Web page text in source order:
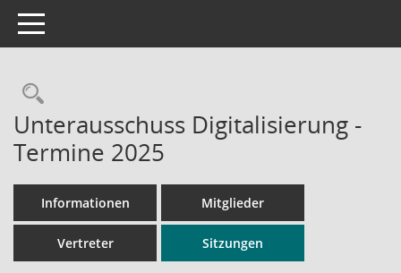
Toggle navigation
Rechercheauswahl
Unterausschuss Digitalisierung -
Termine 2025
Informationen Mitglieder
Vertreter Sitzungen